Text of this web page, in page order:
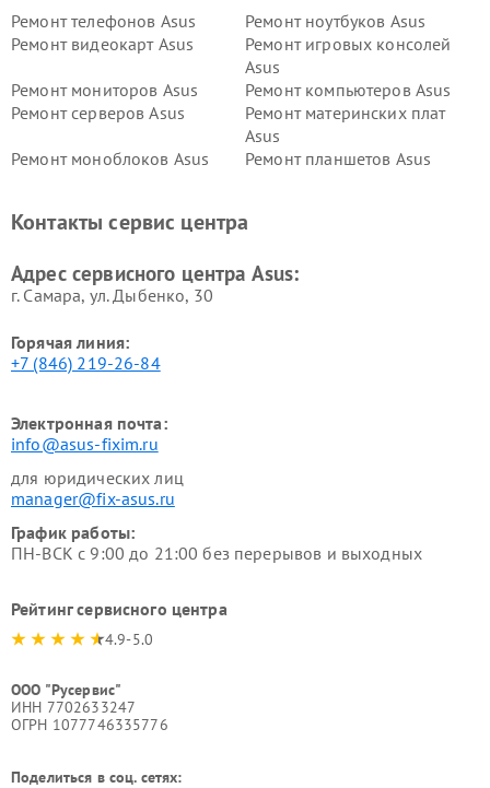
Ремонт телефонов Asus
Ремонт ноутбуков Asus
Ремонт видеокарт Asus
Ремонт игровых консолей
Asus
Ремонт мониторов Asus
Ремонт компьютеров Asus
Ремонт серверов Asus
Ремонт материнских плат
Asus
Ремонт моноблоков Asus
Ремонт планшетов Asus
Контакты сервис центра
Адрес сервисного центра Asus:
г. Самара, ул. Дыбенко, 30
Горячая линия:
+7 (846) 219-26-84
Электронная почта:
info@asus-fixim.ru
для юридических лиц
manager@fix-asus.ru
График работы:
ПН-ВСК с 9:00 до 21:00 без перерывов и выходных
Рейтинг сервисного центра
4.9-5.0
ООО "Русервис"
ИНН 7702633247
ОГРН 1077746335776
Поделиться в соц. сетях: